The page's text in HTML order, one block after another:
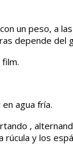
un peso, a
depende del
agua fría.
,
y los